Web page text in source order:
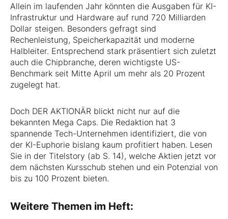
Allein im laufenden Jahr könnten die Ausgaben für KI-
Infrastruktur und Hardware auf rund 720 Milliarden
Dollar steigen. Besonders gefragt sind
Rechenleistung, Speicherkapazität und moderne
Halbleiter. Entsprechend stark präsentiert sich zuletzt
auch die Chipbranche, deren wichtigste US-
Benchmark seit Mitte April um mehr als 20 Prozent
zugelegt hat.
Doch DER AKTIONÄR blickt nicht nur auf die
bekannten Mega Caps. Die Redaktion hat 3
spannende Tech-Unternehmen identifiziert, die von
der KI-Euphorie bislang kaum profitiert haben. Lesen
Sie in der Titelstory (ab S. 14), welche Aktien jetzt vor
dem nächsten Kursschub stehen und ein Potenzial von
bis zu 100 Prozent bieten.
Weitere Themen im Heft: